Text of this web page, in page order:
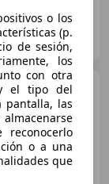
1.0 DPi Concept
o los
(p.
de sesión,
los
con otra
el tipo del
pantalla, las
o a una
que